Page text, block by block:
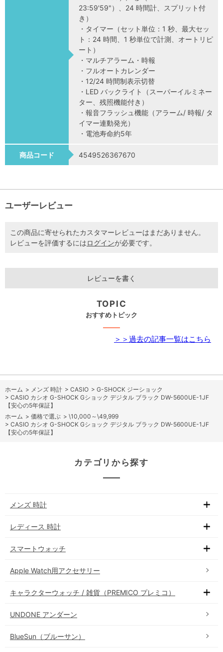
23:59'59"）、24 時間計、スプリット付
き）
・タイマー（セット単位：1 秒、最大セッ
ト：24 時間、1 秒単位で計測、オートリピ
ート）
・マルチアラーム・時報
・フルオートカレンダー
・12/24 時間制表示切替
・LED バックライト（スーパーイルミネー
ター、残照機能付き）
・報音フラッシュ機能（アラーム/ 時報/ タ
イマー連動発光）
・電池寿命約5年
商品コード 4549526367670
ユーザーレビュー
この商品に寄せられたカスタマーレビューはまだありません。
レビューを評価するにはログインが必要です。
レビューを書く
TOPIC
おすすめトピック
＞＞過去の記事一覧はこちら
ホーム > メンズ 時計 > CASIO > G-SHOCK ジーショック
> CASIO カシオ G-SHOCK Gショック デジタル ブラック DW-5600UE-1JF
【安心の5年保証】
ホーム > 価格で選ぶ > \10,000～\49,999
> CASIO カシオ G-SHOCK Gショック デジタル ブラック DW-5600UE-1JF
【安心の5年保証】
カテゴリから探す
メンズ 時計
レディース 時計
スマートウォッチ
Apple Watch用アクセサリー
キャラクターウォッチ / 雑貨（PREMICO プレミコ）
UNDONE アンダーン
BlueSun（ブルーサン）